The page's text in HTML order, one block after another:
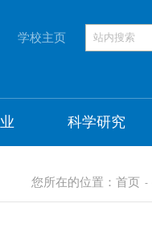
学校主页
科学研究
您所在的位置： 首页 -